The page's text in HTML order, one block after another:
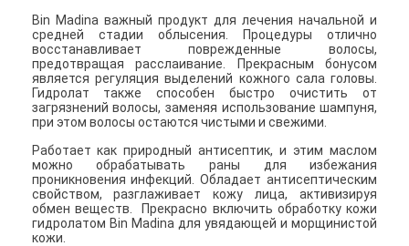
Bin Madina важный продукт для лечения начальной и
средней стадии облысения. Процедуры отлично
восстанавливает поврежденные волосы,
предотвращая расслаивание. Прекрасным бонусом
является регуляция выделений кожного сала головы.
Гидролат также способен быстро очистить от
загрязнений волосы, заменяя использование шампуня,
при этом волосы остаются чистыми и свежими.
Работает как природный антисептик, и этим маслом
можно обрабатывать раны для избежания
проникновения инфекций. Обладает антисептическим
свойством, разглаживает кожу лица, активизируя
обмен веществ. Прекрасно включить обработку кожи
гидролатом Bin Madina для увядающей и морщинистой
кожи.